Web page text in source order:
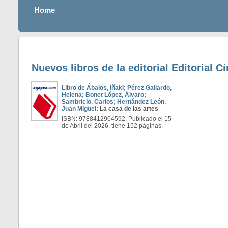
Home
Nuevos libros de la editorial Editorial
Libro de Ábalos, Iñaki; Pérez Gallardo,
Helena; Bonet López, Álvaro;
Sambricio, Carlos; Hernández León,
Juan Miguel : La casa de las artes
ISBN: 9788412964592. Publicado el 15
de Abril del 2026, tiene 152 páginas.